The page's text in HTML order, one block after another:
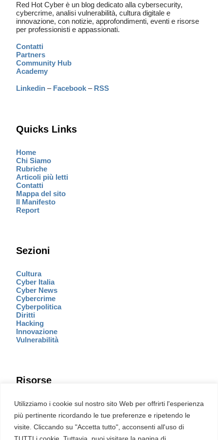
Utilizziamo i cookie sul nostro sito Web per offrirti l'esperienza
più pertinente ricordando le tue preferenze e ripetendo le
visite. Cliccando su "Accetta tutto", acconsenti all'uso di
TUTTI i cookie. Tuttavia, puoi visitare la pagina di
Red Hot Cyber è un blog dedicato alla cybersecurity,
cybercrime, analisi vulnerabilità, cultura digitale e
innovazione, con notizie, approfondimenti, eventi e risorse
per professionisti e appassionati.
Contatti
Partners
Community Hub
Academy
Linkedin – Facebook – RSS
Quicks Links
Home
Chi Siamo
Rubriche
Articoli più letti
Contatti
Mappa del sito
Il Manifesto
Report
Sezioni
Cultura
Cyber Italia
Cyber News
Cybercrime
Cyberpolitica
Diritti
Hacking
Innovazione
Vulnerabilità
Risorse
Eventi
Fumetto Cyber
Newsletter
Servizi
Pubblicità